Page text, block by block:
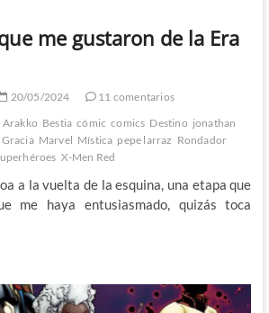
me gustaron de la Era
20/05/2024
11 comentarios
Arakko Bestia cómic comics Destino jonathan
Marvel Mística pepe larraz Rondador
X-Men Red
a la vuelta de la esquina, una etapa que
me haya entusiasmado, quizás toca